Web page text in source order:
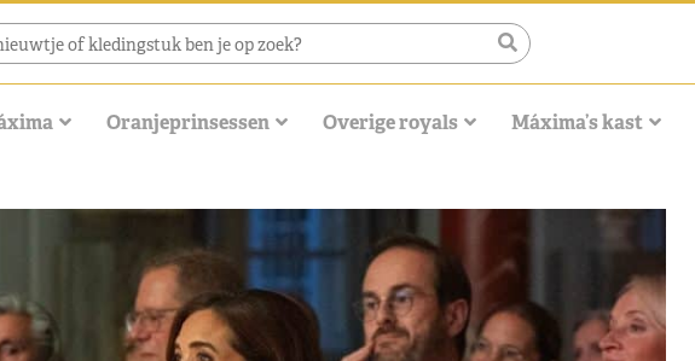
Oranjeprinsessen Overige royals Máxima’s kast